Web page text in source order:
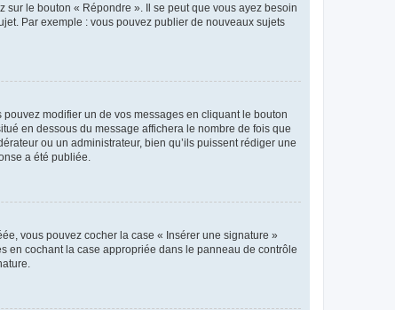
le bouton « Répondre ». Il se peut que vous ayez besoin
Par exemple : vous pouvez publier de nouveaux sujets
modifier un de vos messages en cliquant le bouton
en dessous du message affichera le nombre de fois que
ou un administrateur, bien qu’ils puissent rédiger une
a été publiée.
vous pouvez cocher la case « Insérer une signature »
en cochant la case appropriée dans le panneau de contrôle